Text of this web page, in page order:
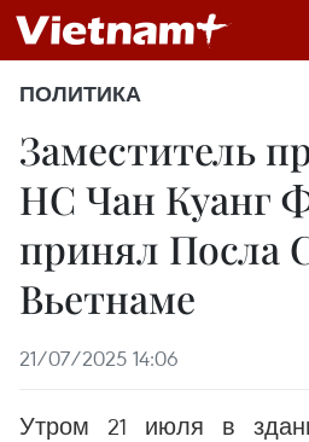
ПОЛИТИКА
Заместитель
НС Чан Куанг
принял Посла
Вьетнаме
21/07/2025 14:06
Утром 21 июля в